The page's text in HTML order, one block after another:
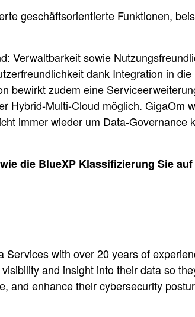
geschäftsorientierte Funktionen,
Verwaltbarkeit sowie
dank Integration in
bewirkt zudem eine
Hybrid-Multi-Cloud möglich. GigaOm
immer wieder um Data-Governance
die BlueXP Klassifizierung Sie
with over 20 years of
and insight into their data so
and enhance their cybersecurity